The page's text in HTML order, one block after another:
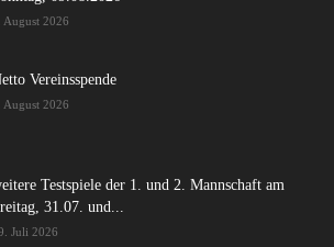
August 2026
Vereinsspende
August 2026
Testspiele der 1. und 2. Mannschaft am
31.07. und...
Juli 2026